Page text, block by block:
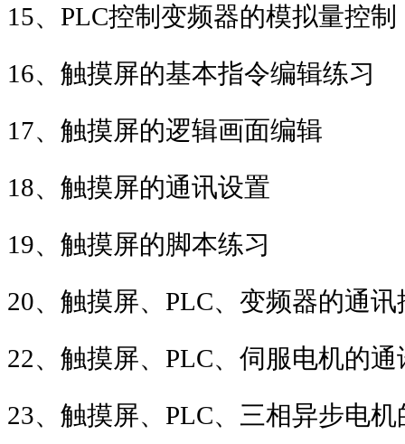
15、 PLC控制变频器的模拟量控制
16、触摸屏的基本指令编辑练习
17、触摸屏的逻辑画面编辑
18、触摸屏的通讯设置
19、触摸屏的脚本练习
20、触摸屏、 PLC、变频器的通讯
22、触摸屏、 PLC、伺服电机的通
23、触摸屏、 PLC、三相异步电